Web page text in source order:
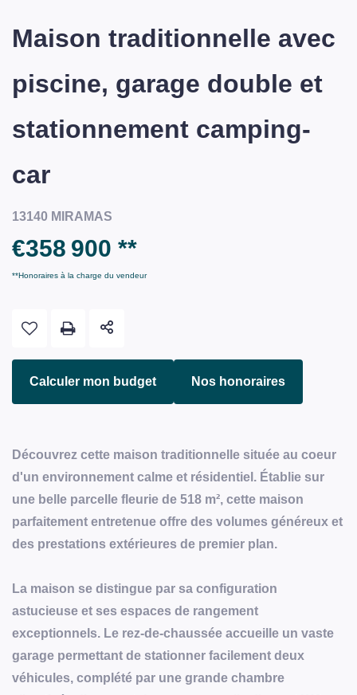
Maison traditionnelle avec
piscine, garage double et
stationnement camping-
car
13140 MIRAMAS
€358 900 **
**Honoraires à la charge du vendeur
Calculer mon budget Nos honoraires
Découvrez cette maison traditionnelle située au coeur
d'un environnement calme et résidentiel. Établie sur
une belle parcelle fleurie de 518 m², cette maison
parfaitement entretenue offre des volumes généreux et
des prestations extérieures de premier plan.
La maison se distingue par sa configuration
astucieuse et ses espaces de rangement
exceptionnels. Le rez-de-chaussée accueille un vaste
garage permettant de stationner facilement deux
véhicules, complété par une grande chambre